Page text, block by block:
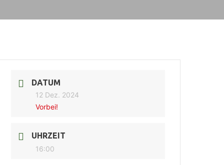
DATUM
12 Dez. 2024
Vorbei!
UHRZEIT
16:00